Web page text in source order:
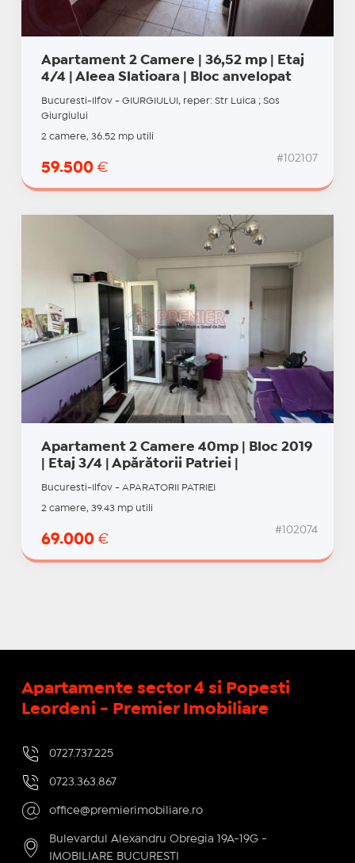
Apartament 2 Camere | 36,52 mp | Etaj
4/4 | Aleea Slatioara | Bloc anvelopat
Bucuresti-Ilfov - GIURGIULUI, reper: Str Luica ; Sos
Giurgiului
2 camere, 36.52 mp utili
59.500 €
#102107
Apartament 2 Camere 40mp | Bloc 2019
| Etaj 3/4 | Apărătorii Patriei |
Bucuresti-Ilfov - APARATORII PATRIEI
2 camere, 39.43 mp utili
69.000 €
#102074
Apartamente sector 4 si Popesti
Leordeni - Premier Imobiliare
0727.737.225
0723.363.867
office@premierimobiliare.ro
Bulevardul Alexandru Obregia 19A-19G -
IMOBILIARE BUCURESTI